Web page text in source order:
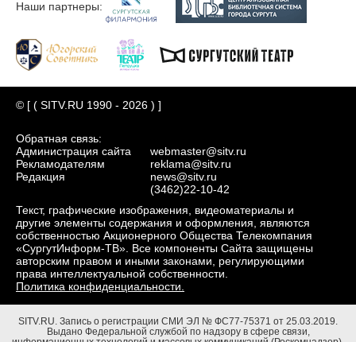
Наши партнеры:
© [ ( SITV.RU 1990 - 2026 ) ]
Обратная связь:
Администрация сайта
Рекламодателям
Редакция
webmaster@sitv.ru
reklama@sitv.ru
news@sitv.ru
(3462)22-10-42
Текст, графические изображения, видеоматериалы и
другие элементы содержания и оформления, являются
собственностью Акционерного Общества Телекомпания
«СургутИнформ-ТВ». Все компоненты Сайта защищены
авторским правом и иными законами, регулирующими
права интеллектуальной собственности.
Политика конфиденциальности.
SITV.RU. Запись о регистрации СМИ ЭЛ № ФС77-75371 от 25.03.2019.
Выдано Федеральной службой по надзору в сфере связи,